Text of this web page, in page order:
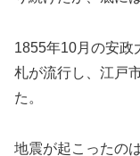
1855年10月の安政
札が流行し、江戸
た。
地震が起こったの